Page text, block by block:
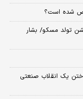
شده است؟
تولد مسکو/ بشار
یک انقلاب صنعتی